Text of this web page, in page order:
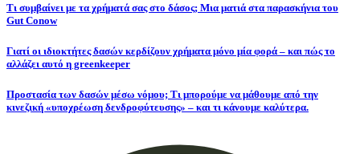
Τι συμβαίνει με τα χρήματά σας στο δάσος; Μια ματιά στα παρασκήνια του
Gut Conow
Γιατί οι ιδιοκτήτες δασών κερδίζουν χρήματα μόνο μία φορά – και πώς το
αλλάζει αυτό η greenkeeper
Προστασία των δασών μέσω νόμου; Τι μπορούμε να μάθουμε από την
κινεζική «υποχρέωση δενδροφύτευσης» – και τι κάνουμε καλύτερα.